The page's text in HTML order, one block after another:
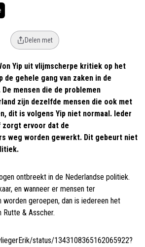
Delen met
Yip uit vlijmscherpe kritiek op het
de gehele gang van zaken in de
mensen die de problemen
zijn dezelfde mensen die ook met
dit is volgens Yip niet normaal. Ieder
zorgt ervoor dat de
weg worden gewerkt. Dit gebeurt niet
ontbreekt in de Nederlandse politiek.
en wanneer er mensen ter
geroepen, dan is iedereen het
& Asscher.
status/1343108365162065922?